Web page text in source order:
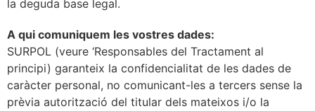
la deguda base legal.
A qui comuniquem les vostres dades:
SURPOL (veure ‘Responsables del Tractament al
principi) garanteix la confidencialitat de les dades de
caràcter personal, no comunicant-les a tercers sense la
prèvia autorització del titular dels mateixos i/o la